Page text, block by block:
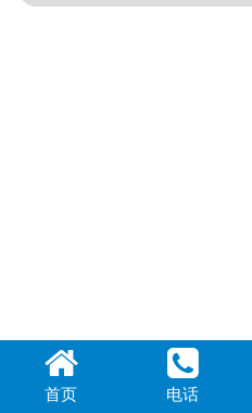
首页 电话